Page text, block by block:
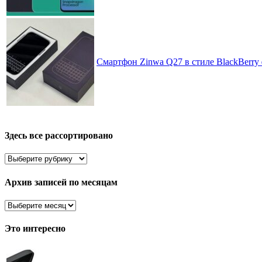
Смартфон Zinwa Q27 в стиле BlackBerry
Здесь все рассортировано
Здесь
рассортировано
Архив записей по месяцам
Архив
по
Это интересно